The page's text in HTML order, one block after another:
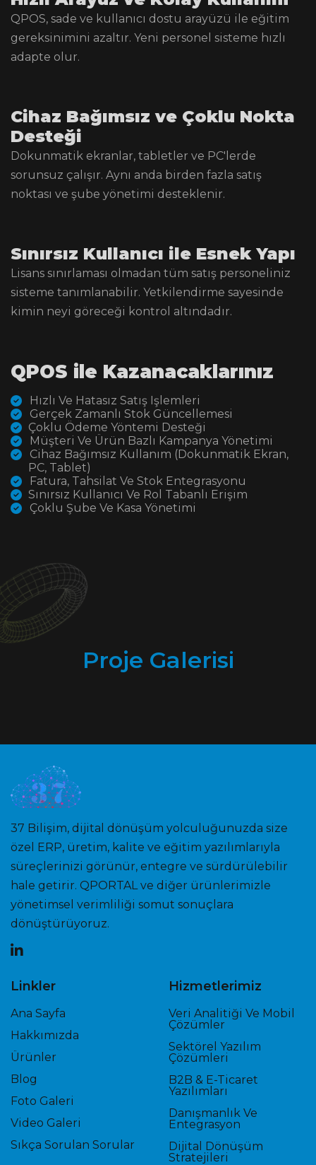
QPOS, sade ve kullanıcı dostu arayüzü ile eğitim
gereksinimini azaltır. Yeni personel sisteme hızlı
adapte olur.
Cihaz Bağımsız ve Çoklu Nokta
Desteği
Dokunmatik ekranlar, tabletler ve PC'lerde
sorunsuz çalışır. Aynı anda birden fazla satış
noktası ve şube yönetimi desteklenir.
Sınırsız Kullanıcı ile Esnek Yapı
Lisans sınırlaması olmadan tüm satış personeliniz
sisteme tanımlanabilir. Yetkilendirme sayesinde
kimin neyi göreceği kontrol altındadır.
QPOS ile Kazanacaklarınız
Hızlı Ve Hatasız Satış Işlemleri
Gerçek Zamanlı Stok Güncellemesi
Çoklu Ödeme Yöntemi Desteği
Müşteri Ve Ürün Bazlı Kampanya Yönetimi
Cihaz Bağımsız Kullanım (dokunmatik Ekran,
PC, Tablet)
Fatura, Tahsilat Ve Stok Entegrasyonu
Sınırsız Kullanıcı Ve Rol Tabanlı Erişim
Çoklu Şube Ve Kasa Yönetimi
Proje Galerisi
37 Bilişim, dijital dönüşüm yolculuğunuzda size
özel ERP, üretim, kalite ve eğitim yazılımlarıyla
süreçlerinizi görünür, entegre ve sürdürülebilir
hale getirir. QPORTAL ve diğer ürünlerimizle
yönetimsel verimliliği somut sonuçlara
dönüştürüyoruz.
Linkler
Ana Sayfa
Hakkımızda
Ürünler
Blog
Foto Galeri
Video Galeri
Sıkça Sorulan Sorular
Hizmetlerimiz
Veri Analitiği Ve Mobil
Çözümler
Sektörel Yazılım
Çözümleri
B2B & E-Ticaret
Yazılımları
Danışmanlık Ve
Entegrasyon
Dijital Dönüşüm
Stratejileri